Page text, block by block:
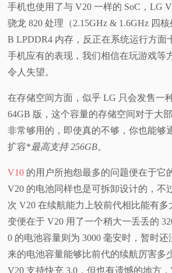
手机也使用了与 V20 一样的 SoC，LG
骁龙 820 处理（2.15GHz & 1.6GHz 四
B LPDDR4 内存，反正在系统运行方面
手机应有的表现，我们相信在玩游戏等
令人失望。
在存储空间方面，似乎 LG 只会发售一
64GB 版，这个容量的存储空间对于大
非常够用的，即使真的不够，你也能够
扩容*最高支持 256GB。
V10 的用户所抱怨最多的问题便在于它
V20 的电池同样也是可拆卸设计的，不
次 V20 在续航能力上较前代相比能有
变便在于 V20 用了一个稍大一丢丢的
0 的电池容量则为 3000 毫安时，暂时
来的电池容量能够比前代的续航厉害多
V20 支持快充 3.0，但也有遗憾的地方，